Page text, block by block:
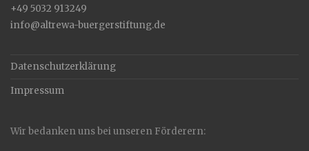
+49 5032 913249
info@altrewa-buergerstiftung.de
Datenschutzerklärung
Impressum
Wir bedanken uns bei unseren Förderern: